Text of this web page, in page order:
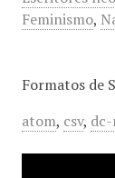
Feminismo,
Formatos de
atom, csv,